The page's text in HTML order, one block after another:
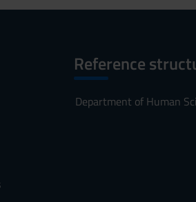
Reference
Department of Human